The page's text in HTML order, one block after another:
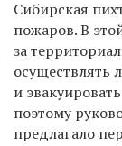
Сибирская
пожаров. В
за
осуществлять
и
поэтому
предлагало